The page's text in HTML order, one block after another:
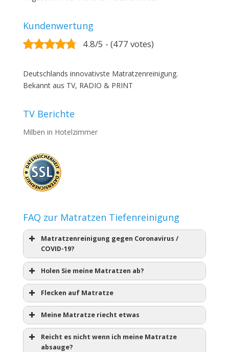
Kundenwertung
4.8/5 - (477 votes)
Deutschlands innovativste Matratzenreinigung.
Bekannt aus TV, RADIO & PRINT
TV Berichte
Milben in Hotelzimmer
FAQ zur Matratzen Tiefenreinigung
Matratzenreinigung gegen Coronavirus /
COVID-19?
Holen Sie meine Matratzen ab?
Flecken auf Matratze
Meine Matratze riecht etwas
Reicht es nicht wenn ich meine Matratze
absauge?